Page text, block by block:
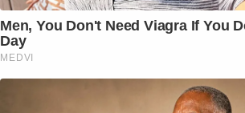
Men, You Don't Need Viagra If You
Day
MEDVI